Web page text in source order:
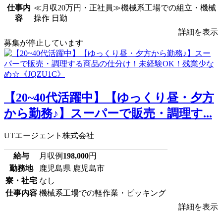
仕事内
容
≪月収20万円・正社員≫機械系工場での組立・機械
操作 日勤
詳細を表示
募集が停止しています
【20~40代活躍中】【ゆっくり昼・夕方
から勤務♪】スーパーで販売・調理す...
UTエージェント株式会社
給与 月収例 198,000円
勤務地
鹿児島県 鹿児島市
寮・社宅 なし
仕事内容 機械系工場での軽作業・ピッキング
詳細を表示